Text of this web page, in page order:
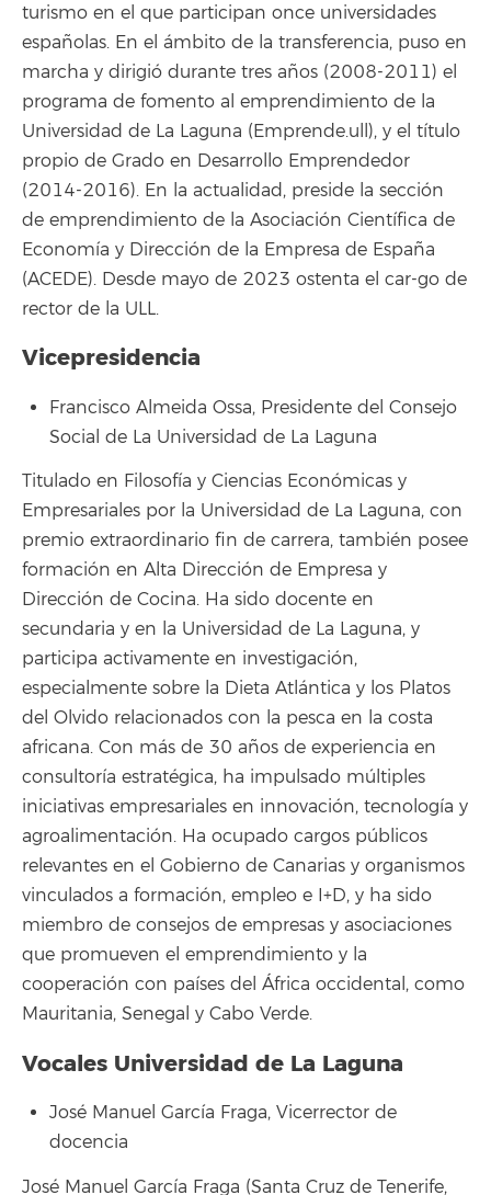
turismo en el que participan once universidades
españolas. En el ámbito de la transferencia, puso en
marcha y dirigió durante tres años (2008-2011) el
programa de fomento al emprendimiento de la
Universidad de La Laguna (Emprende.ull), y el título
propio de Grado en Desarrollo Emprendedor
(2014-2016). En la actualidad, preside la sección
de emprendimiento de la Asociación Científica de
Economía y Dirección de la Empresa de España
(ACEDE). Desde mayo de 2023 ostenta el car-go de
rector de la ULL.
Vicepresidencia
Francisco Almeida Ossa, Presidente del Consejo
Social de La Universidad de La Laguna
Titulado en Filosofía y Ciencias Económicas y
Empresariales por la Universidad de La Laguna, con
premio extraordinario fin de carrera, también posee
formación en Alta Dirección de Empresa y
Dirección de Cocina. Ha sido docente en
secundaria y en la Universidad de La Laguna, y
participa activamente en investigación,
especialmente sobre la Dieta Atlántica y los Platos
del Olvido relacionados con la pesca en la costa
africana. Con más de 30 años de experiencia en
consultoría estratégica, ha impulsado múltiples
iniciativas empresariales en innovación, tecnología y
agroalimentación. Ha ocupado cargos públicos
relevantes en el Gobierno de Canarias y organismos
vinculados a formación, empleo e I+D, y ha sido
miembro de consejos de empresas y asociaciones
que promueven el emprendimiento y la
cooperación con países del África occidental, como
Mauritania, Senegal y Cabo Verde.
Vocales Universidad de La Laguna
José Manuel García Fraga, Vicerrector de
docencia
José Manuel García Fraga (Santa Cruz de Tenerife,